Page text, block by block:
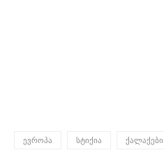
ᲔᲕᲠᲝᲞᲐ ᲡᲢᲘᲥᲘᲐ ᲥᲐᲚᲐᲥᲔᲑᲘ